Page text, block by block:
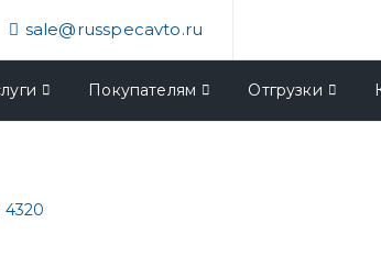
sale@russpecavto.ru
Покупателям Отгрузки